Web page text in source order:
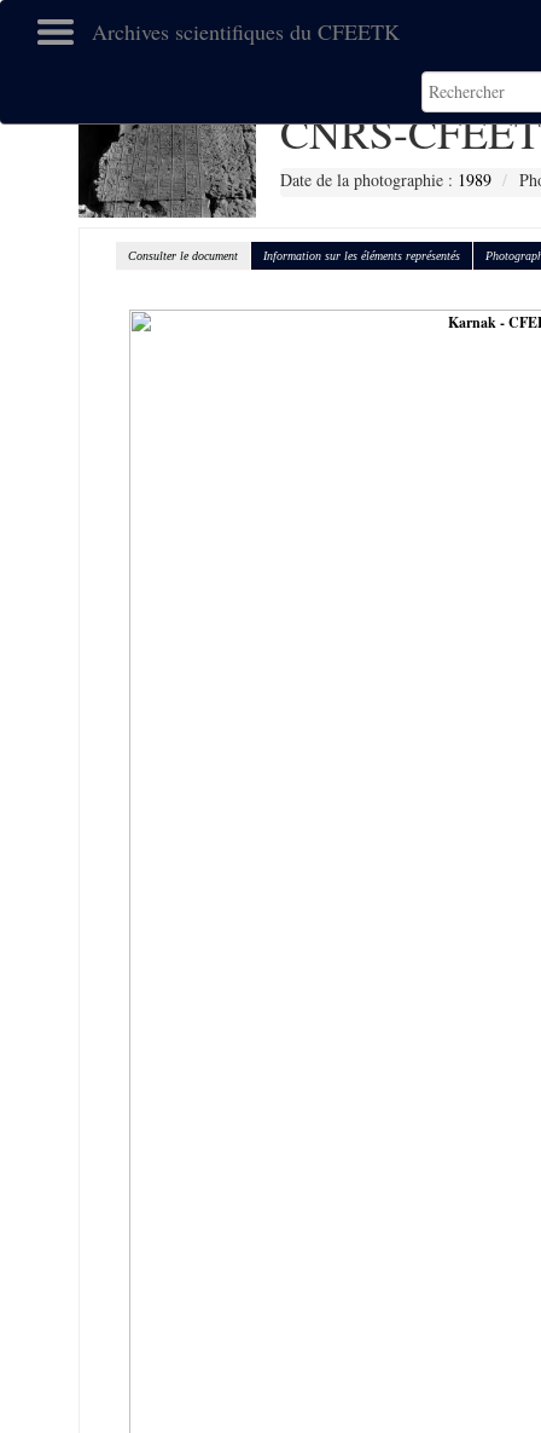
Archives scientifiques du CFEETK
CNRS-
Date de la photographie : 1989
Consulter le document Information sur les éléments représentés